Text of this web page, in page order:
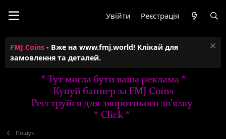
Увійти Реєстрація
FMJ Coins - Вже на www.fmj.world! Клікай для
замовлення та деталей.
Пошук